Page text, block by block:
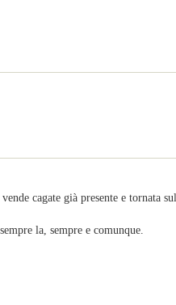
cagate già presente e tornata
la, sempre e comunque.